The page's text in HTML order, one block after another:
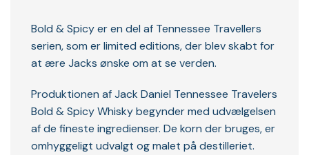
Bold & Spicy er en del af Tennessee Travellers
serien, som er limited editions, der blev skabt for
at ære Jacks ønske om at se verden.
Produktionen af Jack Daniel Tennessee Travelers
Bold & Spicy Whisky begynder med udvælgelsen
af de fineste ingredienser. De korn der bruges, er
omhyggeligt udvalgt og malet på destilleriet.